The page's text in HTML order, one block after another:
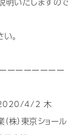
。
ーーーーーーー
2020/4/2 木
株）東京ショー